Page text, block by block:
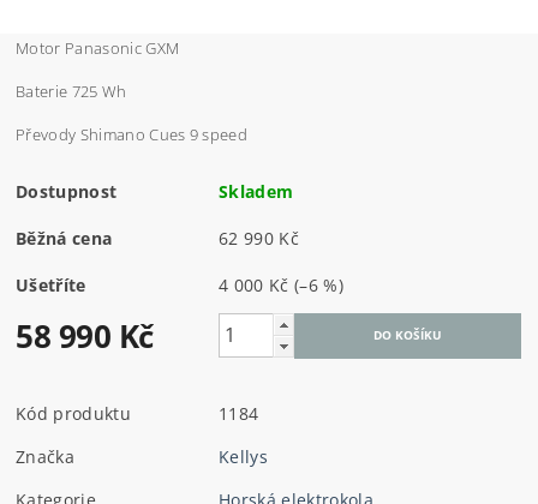
Motor Panasonic GXM
Baterie 725 Wh
Převody Shimano Cues 9 speed
Dostupnost Skladem
Běžná cena 62 990 Kč
Ušetříte 4 000 Kč (–6 %)
58 990 Kč
Kód produktu
1184
Značka
Kellys
Kategorie
Horská elektrokola